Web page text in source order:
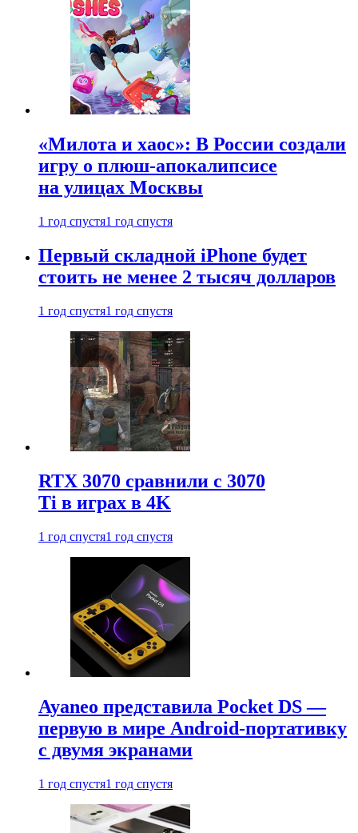
«Милота и хаос»: В России создали
игру о плюш-апокалипсисе
на улицах Москвы
1 год спустя1 год спустя
Первый складной iPhone будет
стоить не менее 2 тысяч долларов
1 год спустя1 год спустя
RTX 3070 сравнили с 3070
Ti в играх в 4K
1 год спустя1 год спустя
Ayaneo представила Pocket DS —
первую в мире Android-портативку
с двумя экранами
1 год спустя1 год спустя